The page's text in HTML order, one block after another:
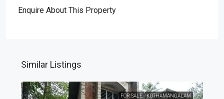
Enquire About This Property
Similar Listings
FOR SALE KOTHAMANGALAM